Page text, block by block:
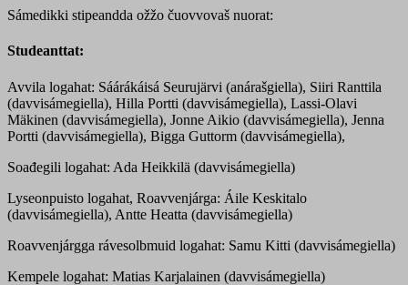
Sámedikki stipeandda ožžo čuovvovaš nuorat:
Studeanttat:
Avvila logahat: Sáárákáisá Seurujärvi (anárašgiella), Siiri Ranttila
(davvisámegiella), Hilla Portti (davvisámegiella), Lassi-Olavi
Mäkinen (davvisámegiella), Jonne Aikio (davvisámegiella), Jenna
Portti (davvisámegiella), Bigga Guttorm (davvisámegiella),
Soađegili logahat: Ada Heikkilä (davvisámegiella)
Lyseonpuisto logahat, Roavvenjárga: Áile Keskitalo
(davvisámegiella), Antte Heatta (davvisámegiella)
Roavvenjárgga rávesolbmuid logahat: Samu Kitti (davvisámegiella)
Kempele logahat: Matias Karjalainen (davvisámegiella)